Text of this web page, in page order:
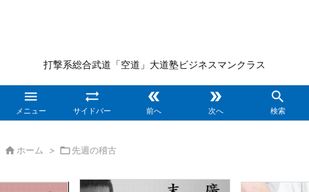
打撃系総合武道「空道」大道塾ビジネスマンクラス

メニュー

サイドバー

前へ

次へ

検索
 ホーム > 先週の稽古